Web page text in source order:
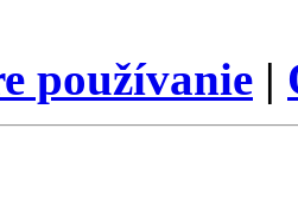
používanie |